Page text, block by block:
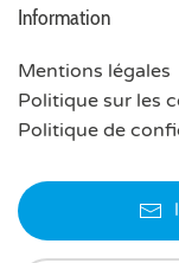
Information
Mentions légales
Politique sur les
Politique de